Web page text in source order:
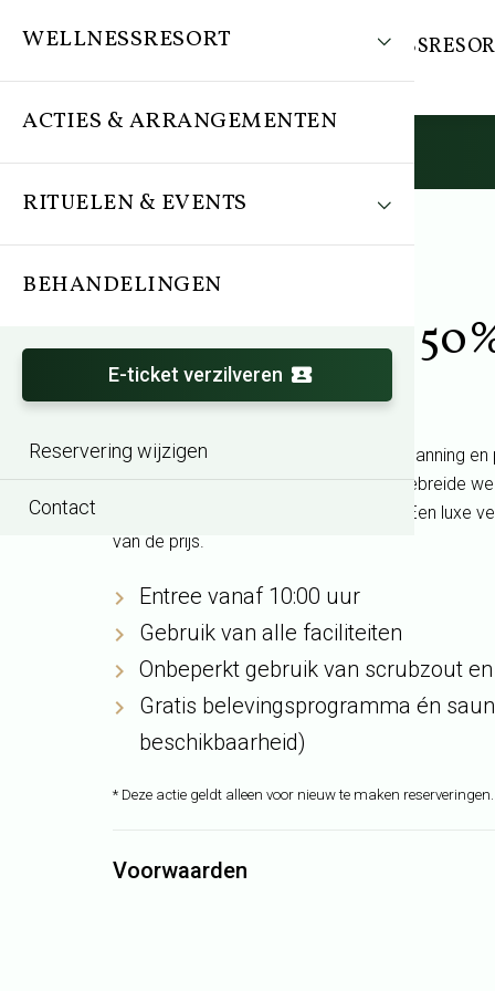
WELLNESSRESORT
ACTIES & ARRANGEMENTEN
RITUELEN & EVENTS
BEHANDELINGEN
E-ticket verzilveren
Reservering wijzigen
Contact
Dagentree met
Trakteer jezelf op een dagje pure ontspanning
op de dagentree. Geniet van onze uitgebreide
warmte, rust en welzijn samenkomen. Een luxe
van de prijs.
Entree vanaf 10:00 uur
Gebruik van alle faciliteiten
Onbeperkt gebruik van scrubzout
Gratis belevingsprogramma én
beschikbaarheid)
* Deze actie geldt alleen voor nieuw te maken reserveringen.
Voorwaarden